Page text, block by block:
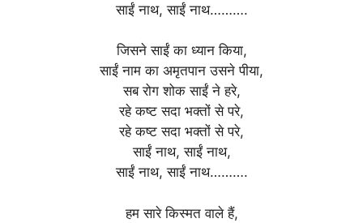
साईं नाथ, साईं नाथ……….
जिसने साईं का ध्यान किया,
साईं नाम का अमृतपान उसने पीया,
सब रोग शोक साईं ने हरे,
रहे कष्ट सदा भक्तों से परे,
रहे कष्ट सदा भक्तों से परे,
साईं नाथ, साईं नाथ,
साईं नाथ, साईं नाथ……….
हम सारे किस्मत वाले हैं,